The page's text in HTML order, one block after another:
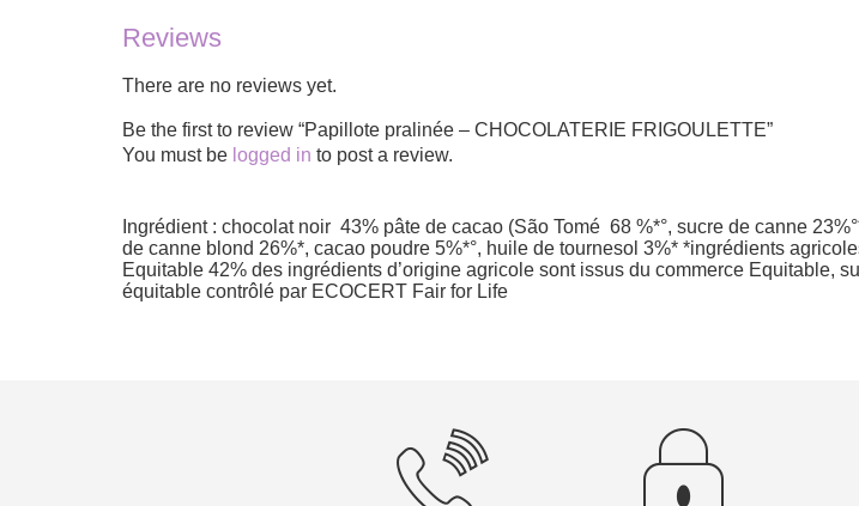
Reviews
There are no reviews yet.
Be the first to review “Papillote pralinée – CHOCOLATERIE FRIGOULETTE”
You must be logged in to post a review.
Ingrédient : chocolat noir 43% pâte de cacao (São Tomé 68 %*°, sucre de canne
de canne blond 26%*, cacao poudre 5%*°, huile de tournesol 3%* *ingrédients
Equitable 42% des ingrédients d’origine agricole sont issus du commerce Equitable,
équitable contrôlé par ECOCERT Fair for Life